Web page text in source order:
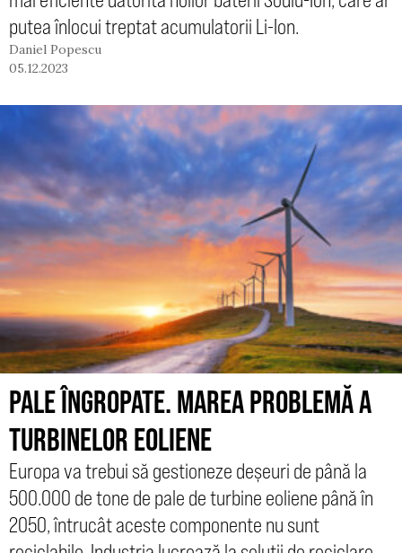
putea înlocui treptat acumulatorii Li-Ion.
Daniel Popescu
05.12.2023
PALE ÎNGROPATE. MAREA PROBLEMĂ A
TURBINELOR EOLIENE
Europa va trebui să gestioneze deșeuri de până la
500.000 de tone de pale de turbine eoliene până în
2050, întrucât aceste componente nu sunt